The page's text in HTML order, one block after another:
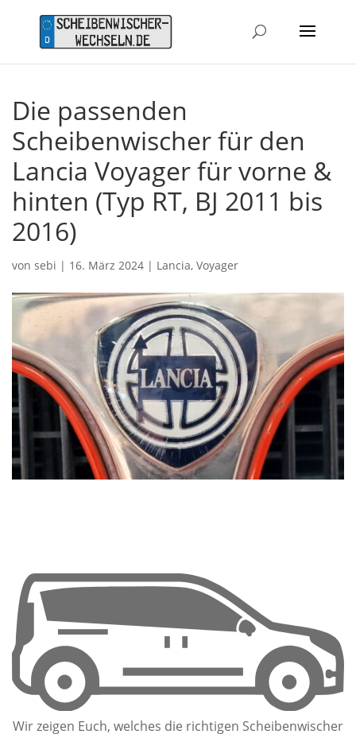
Die passenden
Scheibenwischer für den
Lancia Voyager für vorne &
hinten (Typ RT, BJ 2011 bis
2016)
von sebi | 16. März 2024 | Lancia, Voyager
Wir zeigen Euch, welches die richtigen Scheibenwischer